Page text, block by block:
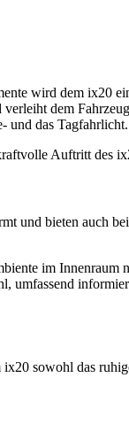
wird dem ix20
dem
und das Tagfahrlicht.
Auftritt des
und bieten auch
im Innenraum
umfassend
sowohl das